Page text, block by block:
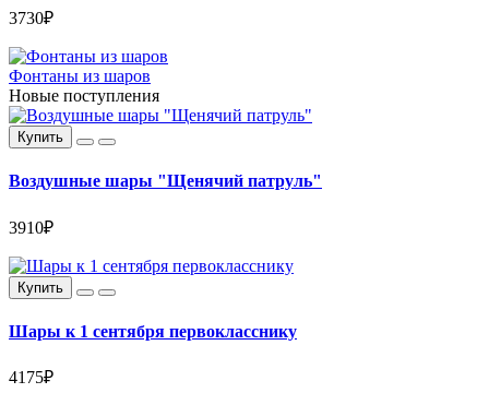
3730₽
Фонтаны из шаров
Новые поступления
Купить
Воздушные шары "Щенячий патруль"
3910₽
Купить
Шары к 1 сентября первокласснику
4175₽